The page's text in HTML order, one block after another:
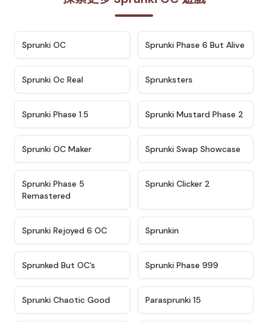
Sprunki OC ★ 4.9
Sprunki Phase 6 But Alive
Sprunki Oc Real Sprunksters
Sprunki Phase 1.5 ★ 4.4
Sprunki Mustard Phase 2
Sprunki OC Maker ★ 4.6
Sprunki Swap Showcase
Sprunki Phase 5
Remastered
Sprunki Clicker 2
★ 4.4
Sprunki Rejoyed 6 OC Sprunkin
Sprunked But OC’s Sprunki Phase 999
★ 4.7
Sprunki Chaotic Good Parasprunki 15